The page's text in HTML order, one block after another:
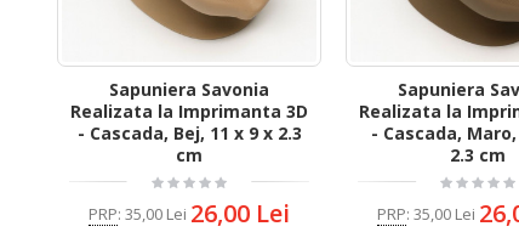
Sapuniera Savonia
Realizata la Imprimanta 3D
- Cascada, Bej, 11 x 9 x 2.3
cm
PRP:35,00 Lei 26,00 Lei
Sapuniera
Realizata la
- Cascada,
2.3 cm
PRP:35,00 Lei